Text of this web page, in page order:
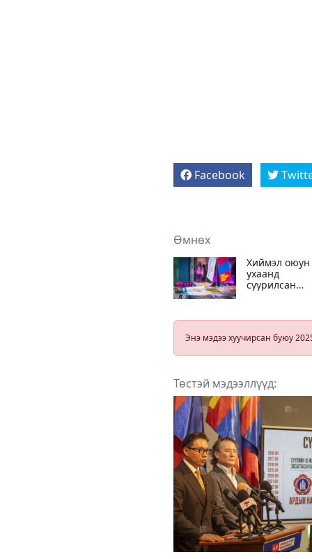
Facebook
Өмнөх
Хиймэл оюун
ухаанд
суурилсан
Энэ мэдээ хуучирсан буюу
Төстэй мэдээллүүд: